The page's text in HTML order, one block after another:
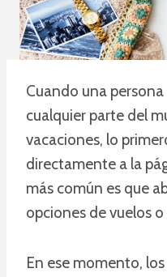
Cuando una
cualquier parte del
vacaciones, lo
directamente a la
más común es que
opciones de vuelos
En ese momento,